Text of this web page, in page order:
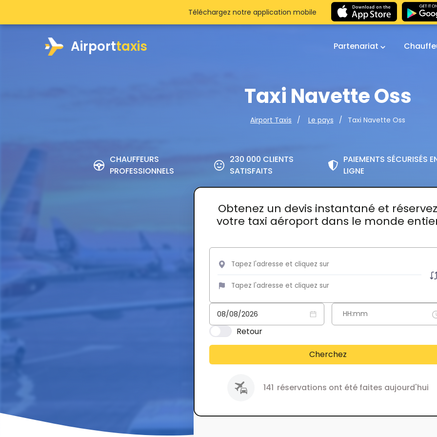
Airporttaxis Partenariat
Taxi Navette Oss
Airport Taxis Le pays Taxi Navette Oss
CHAUFFEURS
PROFESSIONNELS
230 000 CLIENTS
SATISFAITS
PAIEMENTS SÉCURISÉS
LIGNE
Obtenez un devis instantané et réservez
votre taxi aéroport dans le monde
Retour
Cherchez
141 réservations ont été faites aujourd'hui
Téléchargez notre application mobile